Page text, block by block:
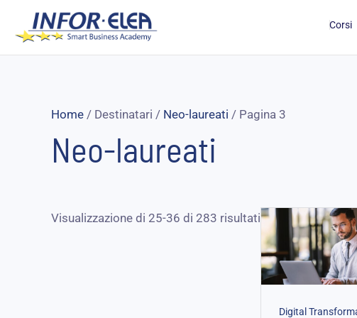
contenuto
Corsi
Home / Destinatari / Neo-laureati / Pagina 3
Neo-laureati
Visualizzazione di 25-36 di 283 risultati